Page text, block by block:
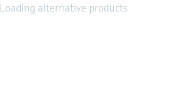
Loading alternative products